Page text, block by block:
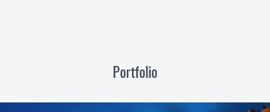
Portfolio